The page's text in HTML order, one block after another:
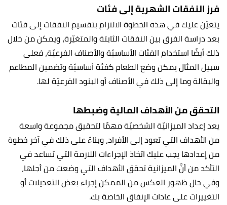
فرز النفقات الشهرية إلى فئات
يتعيّن عليك في هذه الخطوة الالتزام بتقسيم النفقات إلى فئات
بعد دراسة الفرق بين النفقات الثابتة والمتغيّرة، ويمكن من خلال
ذلك أيضًا استخدام الفئات الأساسيّة والأصناف الفرعيّة، فعلى
سبيل المثال يمكن وضع الطعام كفئة أساسيّة وتضمين المطاعم
والبقالة وما إلى ذلك في الأصناف أو البنود الفرعيّة لها.
التحقق من الأهداف المالية وضبطها
يعد إعداد الميزانيّة الشخصيّة مهمًا لتحقيق مجموعة واسعة
من الأهداف التي تعود إلى الأفراد، وبناءً على ذلك في آخر خطوة
من إعدادها يجب عليك اتخاذ الإجراءات اللازمة التي تساعد في
التأكد من أنَّ الميزانية تحقق الأهداف التي وضعت من أجلها،
وفي حال ظهور العكس من الممكن إجراء بعض التعديلات أو
التغييرات على عادات الإنفاق الخاصة بك.